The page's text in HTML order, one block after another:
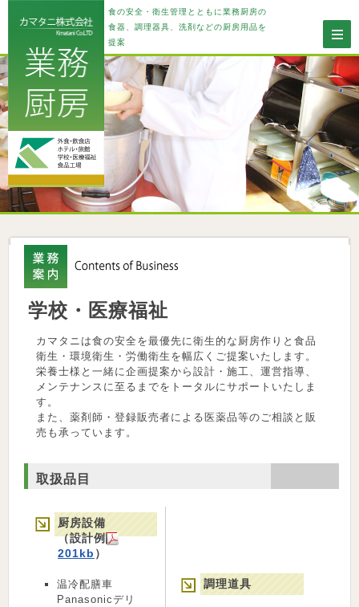
食の安全・衛生管理とともに業務厨房の
食器、調理器具、洗剤などの厨房用品を
提案
学校・医療福祉
カマタニは食の安全を最優先に衛生的な厨房作りと食品
衛生・環境衛生・労働衛生を幅広くご提案いたします。
栄養士様と一緒に企画提案から設計・施工、運営指導、
メンテナンスに至るまでをトータルにサポートいたしま
す。
また、薬剤師・登録販売者による医薬品等のご相談と販
売も承っています。
取扱品目
厨房設備
（設計例
201kb ）
温冷配膳車
Panasonicデリ
調理道具